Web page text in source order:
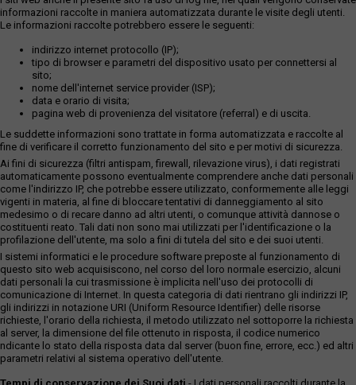
informazioni raccolte in maniera automatizzata durante le visite degli utenti.
Le informazioni raccolte potrebbero essere le seguenti:
indirizzo internet protocollo (IP);
tipo di browser e parametri del dispositivo usato per connettersi al
sito;
nome dell'internet service provider (ISP);
data e orario di visita;
pagina web di provenienza del visitatore (referral) e di uscita.
Le suddette informazioni sono trattate in forma automatizzata e raccolte al
fine di verificare il corretto funzionamento del sito e per motivi di sicurezza.
Ai fini di sicurezza (filtri antispam, firewall, rilevazione virus), i dati registrati
automaticamente possono eventualmente comprendere anche dati personali
come l'indirizzo IP, che potrebbe essere utilizzato, conformemente alle leggi
vigenti in materia, al fine di bloccare tentativi di danneggiamento al sito
medesimo o di recare danno ad altri utenti, o comunque attività dannose o
costituenti reato. Tali dati non sono mai utilizzati per l'identificazione o la
profilazione dell'utente, ma solo a fini di tutela del sito e dei suoi utenti.
I sistemi informatici e le procedure software preposte al funzionamento di
questo sito web acquisiscono, nel corso del loro normale esercizio, alcuni
dati personali la cui trasmissione è implicita nell'uso dei protocolli di
comunicazione di Internet. In questa categoria di dati rientrano gli indirizzi IP,
gli indirizzi in notazione URI (Uniform Resource Identifier) delle risorse
richieste, l'orario della richiesta, il metodo utilizzato nel sottoporre la richiesta
al server, la dimensione del file ottenuto in risposta, il codice numerico
ndicante lo stato della risposta data dal server (buon fine, errore, ecc.) ed altri
parametri relativi al sistema operativo dell'utente.